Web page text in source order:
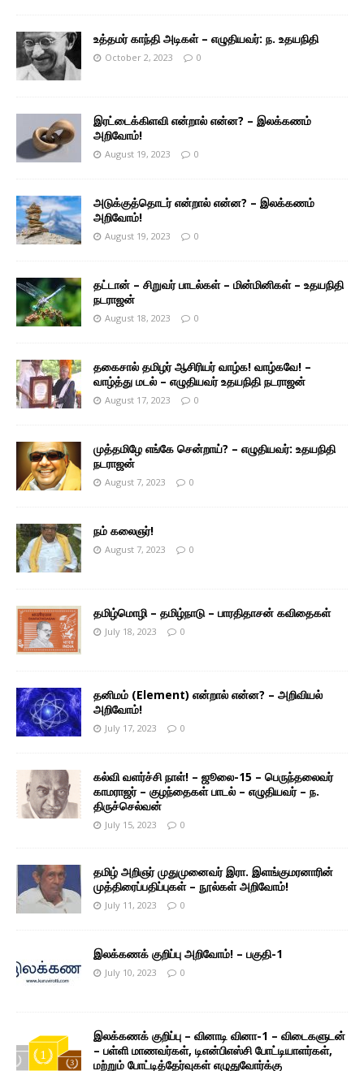
உத்தமர் காந்தி அடிகள் – எழுதியவர்: ந. உதயநிதி
October 2, 2023 0
இரட்டைக்கிளவி என்றால் என்ன? – இலக்கணம்
அறிவோம்!
August 19, 2023 0
அடுக்குத்தொடர் என்றால் என்ன? – இலக்கணம்
அறிவோம்!
August 19, 2023 0
தட்டான் – சிறுவர் பாடல்கள் – மின்மினிகள் – உதயநிதி
நடராஜன்
August 18, 2023 0
தகைசால் தமிழர் ஆசிரியர் வாழ்க! வாழ்கவே! –
வாழ்த்து மடல் – எழுதியவர் உதயநிதி நடராஜன்
August 17, 2023 0
முத்தமிழே எங்கே சென்றாய்? – எழுதியவர்: உதயநிதி
நடராஜன்
August 7, 2023 0
நம் கலைஞர்!
August 7, 2023 0
தமிழ்மொழி – தமிழ்நாடு – பாரதிதாசன் கவிதைகள்
July 18, 2023 0
தனிமம் (Element) என்றால் என்ன? – அறிவியல்
அறிவோம்!
July 17, 2023 0
கல்வி வளர்ச்சி நாள்! – ஜூலை-15 – பெருந்தலைவர்
காமராஜர் – குழந்தைகள் பாடல் – எழுதியவர் – ந.
திருச்செல்வன்
July 15, 2023 0
தமிழ் அறிஞர் முதுமுனைவர் இரா. இளங்குமரனாரின்
முத்திரைப்பதிப்புகள் – நூல்கள் அறிவோம்!
July 11, 2023 0
இலக்கணக் குறிப்பு அறிவோம்! – பகுதி-1
July 10, 2023 0
இலக்கணக் குறிப்பு – வினாடி வினா-1 – விடைகளுடன்
– பள்ளி மாணவர்கள், டிஎன்பிஎஸ்சி போட்டியாளர்கள்,
மற்றும் போட்டித்தேர்வுகள் எழுதுவோர்க்கு